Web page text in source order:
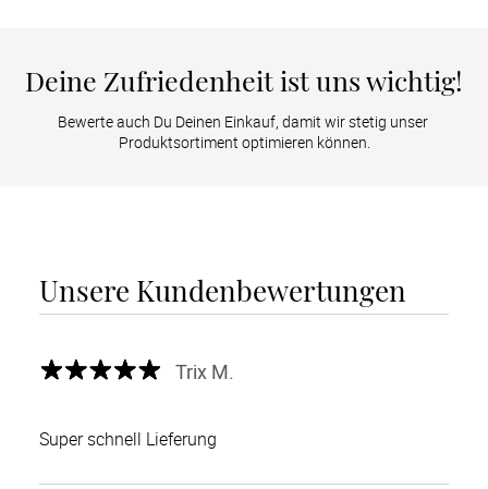
Deine Zufriedenheit ist uns wichtig!
Bewerte auch Du Deinen Einkauf, damit wir stetig unser
Produktsortiment optimieren können.
Unsere Kundenbewertungen
Trix M.
Super schnell Lieferung